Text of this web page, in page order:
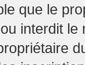
que le
interdit le